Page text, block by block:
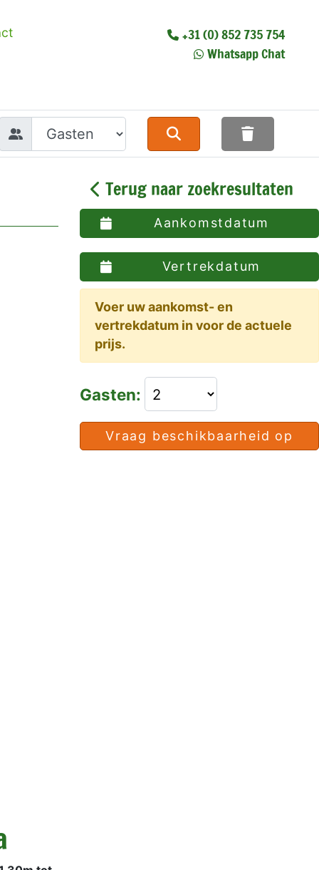
+31 (0) 852 735 754
Whatsapp Chat
Terug naar zoekresultaten
Aankomstdatum
Vertrekdatum
Voer uw aankomst- en
vertrekdatum in voor de actuele
prijs.
Gasten:
Vraag beschikbaarheid op